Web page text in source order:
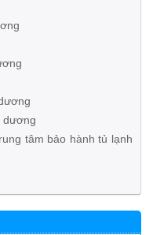
dương
tâm bảo hành tủ lạnh